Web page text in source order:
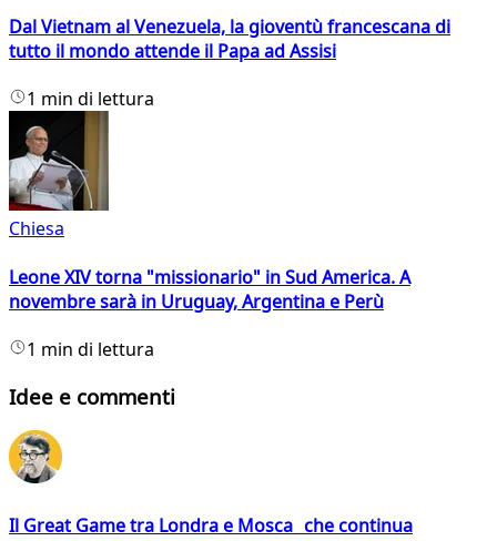
Dal Vietnam al Venezuela, la gioventù francescana di
tutto il mondo attende il Papa ad Assisi
1 min di lettura
Chiesa
Leone XIV torna "missionario" in Sud America. A
novembre sarà in Uruguay, Argentina e Perù
1 min di lettura
Idee e commenti
Il Great Game tra Londra e Mosca che continua